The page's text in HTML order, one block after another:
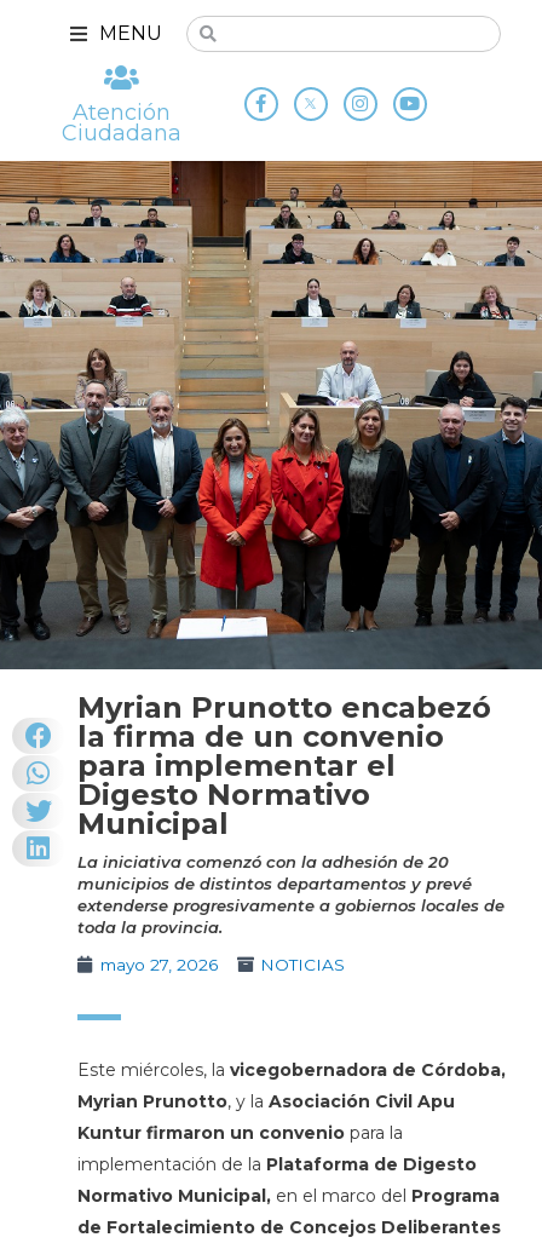
MENU
Atención
Ciudadana
Myrian Prunotto encabezó
la firma de un convenio
para implementar el
Digesto Normativo
Municipal
La iniciativa comenzó con la adhesión de 20
municipios de distintos departamentos y prevé
extenderse progresivamente a gobiernos locales de
toda la provincia.
mayo 27, 2026
NOTICIAS
Este miércoles, la vicegobernadora de Córdoba,
Myrian Prunotto, y la Asociación Civil Apu
Kuntur firmaron un convenio para la
implementación de la Plataforma de Digesto
Normativo Municipal, en el marco del Programa
de Fortalecimiento de Concejos Deliberantes